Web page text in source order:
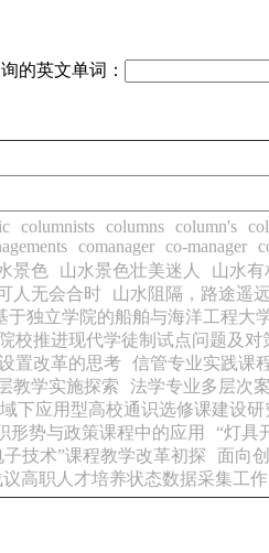
的英文单词：
columnists columns column's
comanager co-manager
景色 山水景色壮美迷人 山水有
人无会合时 山水阻隔，路途遥远
于独立学院的船舶与海洋工程大
校推进现代学徒制试点问题及对
置改革的思考 信管专业实践课
教学实施探索 法学专业多层次
下应用型高校通识选修课建设研
形势与政策课程中的应用
“灯具
子技术”课程教学改革初探
面向
议高职人才培养状态数据采集工